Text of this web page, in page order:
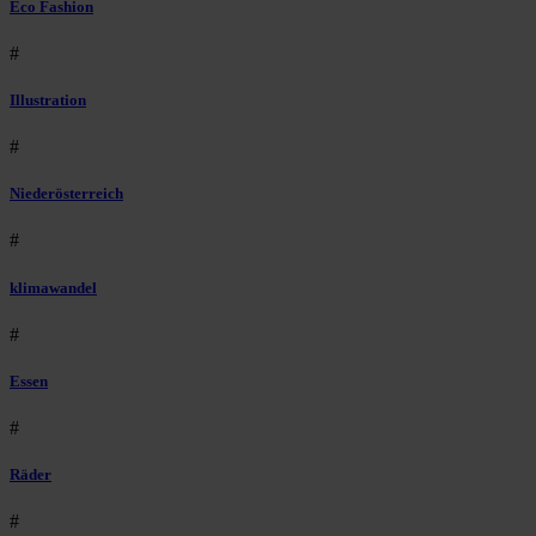
Eco Fashion
#
Illustration
#
Niederösterreich
#
klimawandel
#
Essen
#
Räder
#